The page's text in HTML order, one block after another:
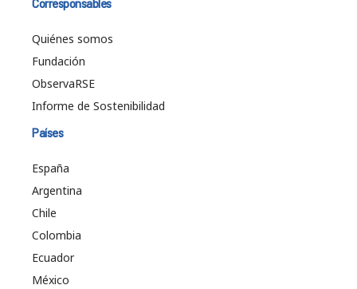
Corresponsables
Quiénes somos
Fundación
ObservaRSE
Informe de Sostenibilidad
Países
España
Argentina
Chile
Colombia
Ecuador
México